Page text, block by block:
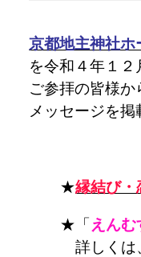
京都地主神社ホ
を令和４年１２
ご参拝の皆様
メッセージを掲
★縁結び・
★「 えん
詳しくは